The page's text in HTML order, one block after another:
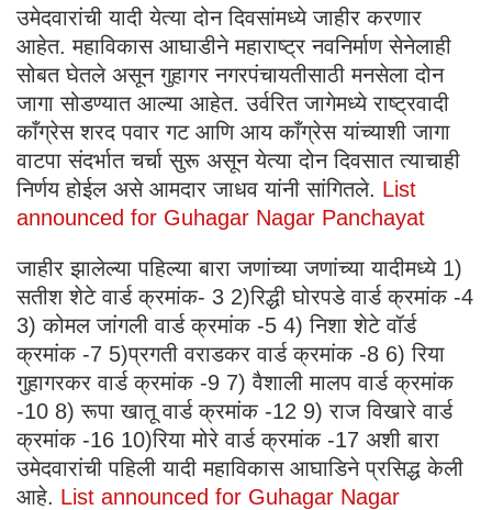
उमेदवारांची यादी येत्या दोन दिवसांमध्ये जाहीर करणार
आहेत. महाविकास आघाडीने महाराष्ट्र नवनिर्माण सेनेलाही
सोबत घेतले असून गुहागर नगरपंचायतीसाठी मनसेला दोन
जागा सोडण्यात आल्या आहेत. उर्वरित जागेमध्ये राष्ट्रवादी
काँग्रेस शरद पवार गट आणि आय काँग्रेस यांच्याशी जागा
वाटपा संदर्भात चर्चा सुरू असून येत्या दोन दिवसात त्याचाही
निर्णय होईल असे आमदार जाधव यांनी सांगितले. List
announced for Guhagar Nagar Panchayat
जाहीर झालेल्या पहिल्या बारा जणांच्या जणांच्या यादीमध्ये 1)
सतीश शेटे वार्ड क्रमांक- 3 2)रिद्धी घोरपडे वार्ड क्रमांक -4
3) कोमल जांगली वार्ड क्रमांक -5 4) निशा शेटे वॉर्ड
क्रमांक -7 5)प्रगती वराडकर वार्ड क्रमांक -8 6) रिया
गुहागरकर वार्ड क्रमांक -9 7) वैशाली मालप वार्ड क्रमांक
-10 8) रूपा खातू वार्ड क्रमांक -12 9) राज विखारे वार्ड
क्रमांक -16 10)रिया मोरे वार्ड क्रमांक -17 अशी बारा
उमेदवारांची पहिली यादी महाविकास आघाडिने प्रसिद्ध केली
आहे. List announced for Guhagar Nagar